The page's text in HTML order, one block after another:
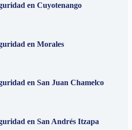
en Cuyotenango
en Morales
en San Juan Chamelco
en San Andrés Itzapa